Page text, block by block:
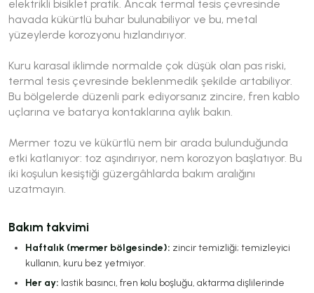
elektrikli bisiklet pratik. Ancak termal tesis çevresinde
havada kükürtlü buhar bulunabiliyor ve bu, metal
yüzeylerde korozyonu hızlandırıyor.
Kuru karasal iklimde normalde çok düşük olan pas riski,
termal tesis çevresinde beklenmedik şekilde artabiliyor.
Bu bölgelerde düzenli park ediyorsanız zincire, fren kablo
uçlarına ve batarya kontaklarına aylık bakın.
Mermer tozu ve kükürtlü nem bir arada bulunduğunda
etki katlanıyor: toz aşındırıyor, nem korozyon başlatıyor. Bu
iki koşulun kesiştiği güzergâhlarda bakım aralığını
uzatmayın.
Bakım takvimi
Haftalık (mermer bölgesinde): zincir temizliği; temizleyici
kullanın, kuru bez yetmiyor.
Her ay: lastik basıncı, fren kolu boşluğu, aktarma dişlilerinde